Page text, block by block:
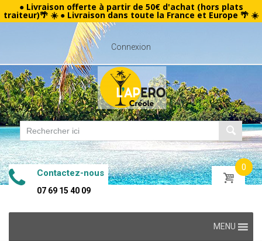
● Livraison offerte à partir de 50€ d'achat (hors plats
traiteur)🌴 ☀️ ● Livraison dans toute la France et Europe 🌴 ☀️
Connexion
Contactez-nous
07 69 15 40 09
0
MENU